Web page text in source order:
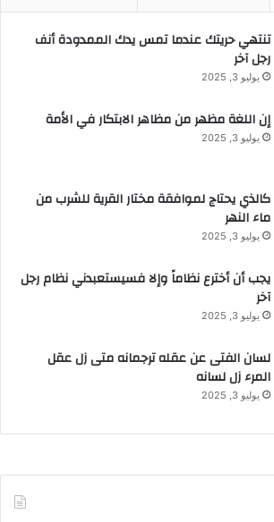
تنتهي حريتك عندما تمس يدك الممدودة أنف
رجل آخر
يوليو 3, 2025
إن اللغة مظهر من مظاهر الابتكار في الأمة
يوليو 3, 2025
كالذي يحتاج لموافقة مختار القرية للشرب من
ماء النهر
يوليو 3, 2025
يجب أن أخترع نظاماً وإلا فسيستعبدني نظام رجل
آخر
يوليو 3, 2025
لسان الفتى عن عقله ترجمانه متى زل عقل
المرء زل لسانه
يوليو 3, 2025